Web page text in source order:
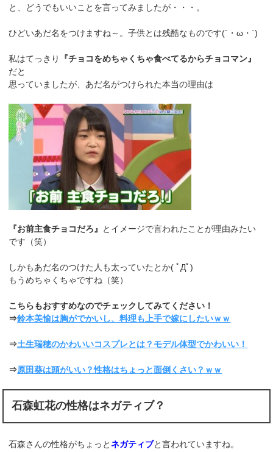
と、どうでもいいことを言ってみましたが・・・。
ひどいあだ名をつけますね～。子供とは残酷なものです(´・ω・`)
私はてっきり
『チョコをめちゃくちゃ食べてるからチョコマン』
だと
思っていましたが、あだ名がつけられた本当の理由は
『お前主食チョコだろ』 とイメージで言われたことが理由みたい
です（笑）
しかもあだ名のつけた人も太っていたとか( ﾟДﾟ)
もうめちゃくちゃですね（笑）
こちらもおすすめなのでチェックしてみてください！
⇒鈴本美愉は胸がでかいし、料理も上手で嫁にしたいｗｗ
⇒土生瑞穂のかわいいコスプレとは？モデル体型でかわいい！
⇒原田葵は頭がいい？性格はちょっと面倒くさい？ｗｗ
石森虹花の性格はネガティブ？
石森さんの性格がちょっとネガティブと言われていますね。